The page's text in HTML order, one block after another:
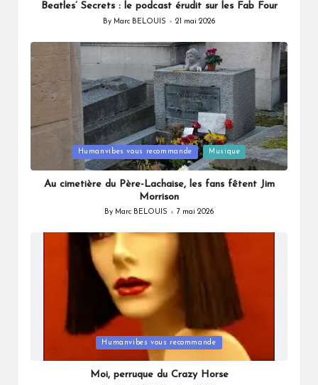
Beatles’ Secrets : le podcast érudit sur les Fab Four
Posted
By Marc BELOUIS 21 mai 2026
Humanvibes vous recommande Musique
Au cimetière du Père-Lachaise, les fans fêtent Jim
Morrison
Posted
By Marc BELOUIS 7 mai 2026
Humanvibes vous recommande
Moi, perruque du Crazy Horse